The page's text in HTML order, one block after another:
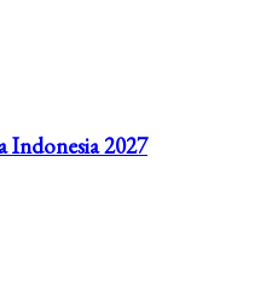
Indonesia 2027